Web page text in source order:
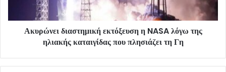
Ακυρώνει διαστημική εκτόξευση η NASA λόγω της
ηλιακής καταιγίδας που πλησιάζει τη Γη